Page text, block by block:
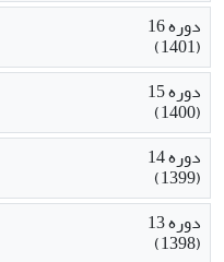
دوره 16
(1401)
دوره 15
(1400)
دوره 14
(1399)
دوره 13
(1398)